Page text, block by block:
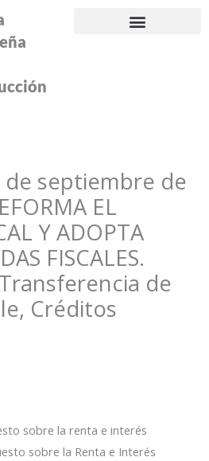
de septiembre de
EL
Y ADOPTA
FISCALES.
de
Créditos
sobre la renta e interés
sobre la Renta e Interés